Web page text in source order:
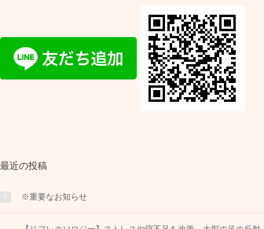
最近の投稿
※重要なお知らせ